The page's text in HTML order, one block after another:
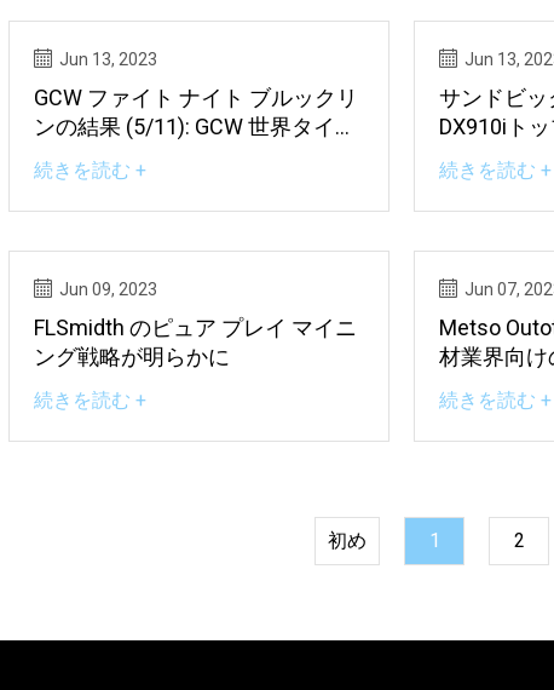
Jun 13, 2023
GCW ファイト ナイト ブルックリ
ンの結果 (5/11): GCW 世界タイト
ル マッチ、マット カルドナ バー
スデー セレブレーション、その
他
続きを読む +
Jun 13,
サンドビ
DX910iト
スドリルリ
続きを読む +
Jun 09, 2023
FLSmidth のピュア プレイ マイニ
ング戦略が明らかに
続きを読む +
Jun 07,
Metso
材業界向け
と製品を紹
続きを読む +
初め 1 2